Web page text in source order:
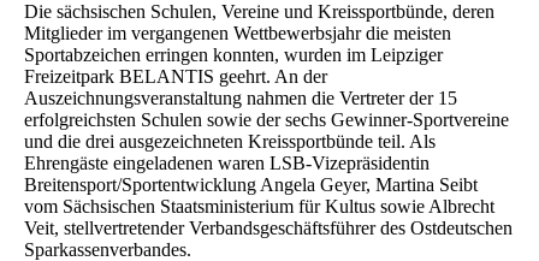
Die sächsischen Schulen, Vereine und Kreissportbünde, deren
Mitglieder im vergangenen Wettbewerbsjahr die meisten
Sportabzeichen erringen konnten, wurden im Leipziger
Freizeitpark BELANTIS geehrt. An der
Auszeichnungsveranstaltung nahmen die Vertreter der 15
erfolgreichsten Schulen sowie der sechs Gewinner-Sportvereine
und die drei ausgezeichneten Kreissportbünde teil. Als
Ehrengäste eingeladenen waren LSB-Vizepräsidentin
Breitensport/Sportentwicklung Angela Geyer, Martina Seibt
vom Sächsischen Staatsministerium für Kultus sowie Albrecht
Veit, stellvertretender Verbandsgeschäftsführer des Ostdeutschen
Sparkassenverbandes.